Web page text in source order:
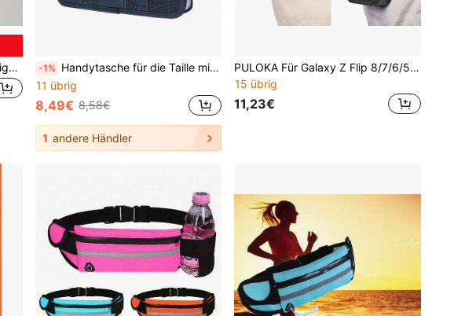
ALuoQ Modische rhombus-förmige Kunstleder Umhängetasche für Handys mit abnehmbarem Gurt und Sicherheitsclip, kompatibel mit Samsung Z Flip 3/4/5/6/7 -1% Handytasche für die Taille mit Kartenfach, Gürtelschlaufe, Handy-Lederhülle, Handy-Schutzhülle aus Nylon-Oxford-Gewebe
11 übrig
8,49€ 8,58€
1 andere Händler
PULOKA Für Galaxy Z Flip 8/7/6/5/4/3/2 Handy Taillentasche Holster Gürtelhalter PU-Leder Tasche mit Gürtelclip Handyfach für Galaxy Z Fold 8 Ultra/Z Fold 7/Z Fold 6/Z Fold 5/Z Fold 4/Z Fold 3/Z Fold 2
15 übrig
11,23€